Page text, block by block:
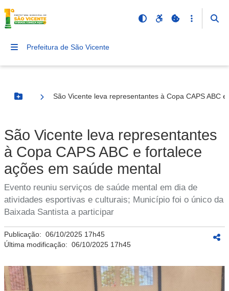
Prefeitura de São Vicente
Botão Menu
São Vicente leva representantes à Copa CAPS ABC
São Vicente leva representantes
à Copa CAPS ABC e fortalece
ações em saúde mental
Evento reuniu serviços de saúde mental em dia de
atividades esportivas e culturais; Município foi o único da
Baixada Santista a participar
Publicação: 06/10/2025 17h45
Última modificação: 06/10/2025 17h45